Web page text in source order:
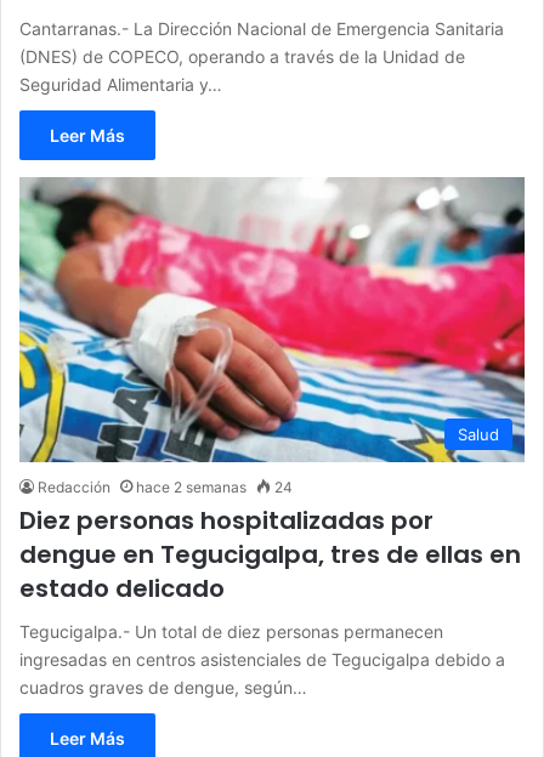
Cantarranas.- La Dirección Nacional de Emergencia Sanitaria
(DNES) de COPECO, operando a través de la Unidad de
Seguridad Alimentaria y…
Leer Más
Salud
Redacción hace 2 semanas 24
Diez personas hospitalizadas por
dengue en Tegucigalpa, tres de ellas en
estado delicado
Tegucigalpa.- Un total de diez personas permanecen
ingresadas en centros asistenciales de Tegucigalpa debido a
cuadros graves de dengue, según…
Leer Más